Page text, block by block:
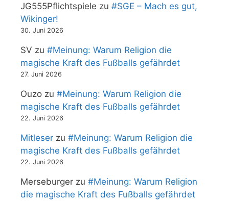
JG555Pflichtspiele zu #SGE – Mach es gut,
Wikinger!
30. Juni 2026
SV zu #Meinung: Warum Religion die
magische Kraft des Fußballs gefährdet
27. Juni 2026
Ouzo zu #Meinung: Warum Religion die
magische Kraft des Fußballs gefährdet
22. Juni 2026
Mitleser zu #Meinung: Warum Religion die
magische Kraft des Fußballs gefährdet
22. Juni 2026
Merseburger zu #Meinung: Warum Religion
die magische Kraft des Fußballs gefährdet